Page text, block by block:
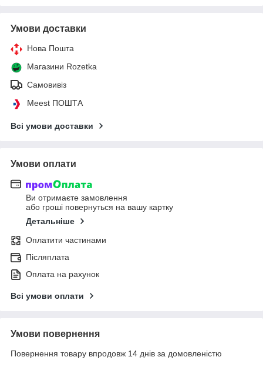
Умови доставки
Нова Пошта
Магазини Rozetka
Самовивіз
Meest ПОШТА
Всі умови доставки
Умови оплати
Ви отримаєте замовлення
або гроші повернуться на вашу картку
Детальніше
Оплатити частинами
Післяплата
Оплата на рахунок
Всі умови оплати
Умови повернення
Повернення товару впродовж 14 днів за домовленістю